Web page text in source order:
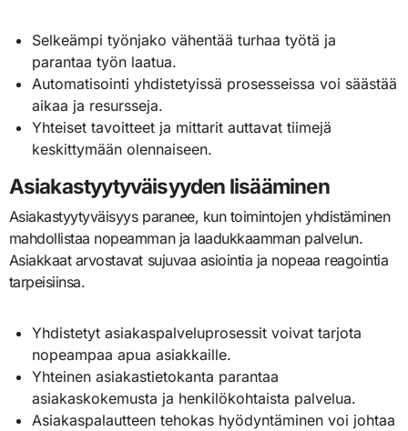
Selkeämpi työnjako vähentää turhaa työtä ja
parantaa työn laatua.
Automatisointi yhdistetyissä prosesseissa voi säästää
aikaa ja resursseja.
Yhteiset tavoitteet ja mittarit auttavat tiimejä
keskittymään olennaiseen.
Asiakastyytyväisyyden lisääminen
Asiakastyytyväisyys paranee, kun toimintojen yhdistäminen
mahdollistaa nopeamman ja laadukkaamman palvelun.
Asiakkaat arvostavat sujuvaa asiointia ja nopeaa reagointia
tarpeisiinsa.
Yhdistetyt asiakaspalveluprosessit voivat tarjota
nopeampaa apua asiakkaille.
Yhteinen asiakastietokanta parantaa
asiakaskokemusta ja henkilökohtaista palvelua.
Asiakaspalautteen tehokas hyödyntäminen voi johtaa